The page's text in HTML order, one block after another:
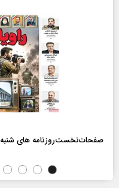
صفحات‌نخست‌روزنامه ها‌ی شنبه ۱۷ مردادماه